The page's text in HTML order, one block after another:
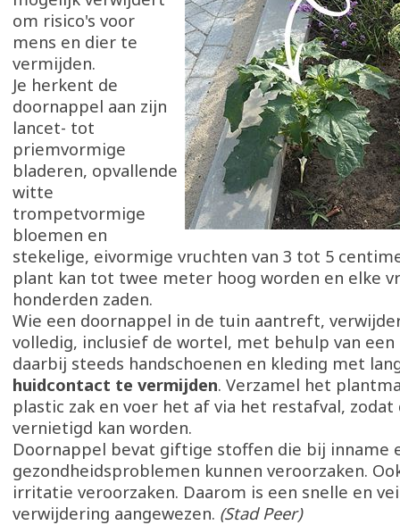
om risico's voor
mens en dier te
vermijden.
Je herkent de
doornappel aan zijn
lancet- tot
priemvormige
bladeren, opvallende
witte
trompetvormige
bloemen en
stekelige, eivormige vruchten van 3 tot 5
plant kan tot twee meter hoog worden en elke
honderden zaden.
Wie een doornappel in de tuin aantreft,
volledig, inclusief de wortel, met behulp van een
daarbij steeds handschoenen en kleding met
huidcontact te vermijden. Verzamel het
plastic zak en voer het af via het restafval,
vernietigd kan worden.
Doornappel bevat giftige stoffen die bij inname
gezondheidsproblemen kunnen veroorzaken.
irritatie veroorzaken. Daarom is een snelle en
verwijdering aangewezen. (Stad Peer)